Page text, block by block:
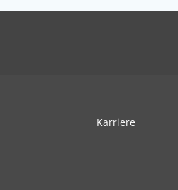
Karriere